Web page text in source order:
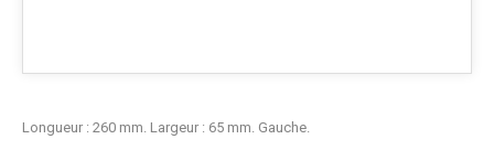
Longueur : 260 mm. Largeur : 65 mm. Gauche.